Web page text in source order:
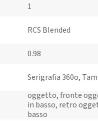
1
RCS Blended
0.98
Serigrafia 360o,
oggetto, fronte
in basso, retro
basso